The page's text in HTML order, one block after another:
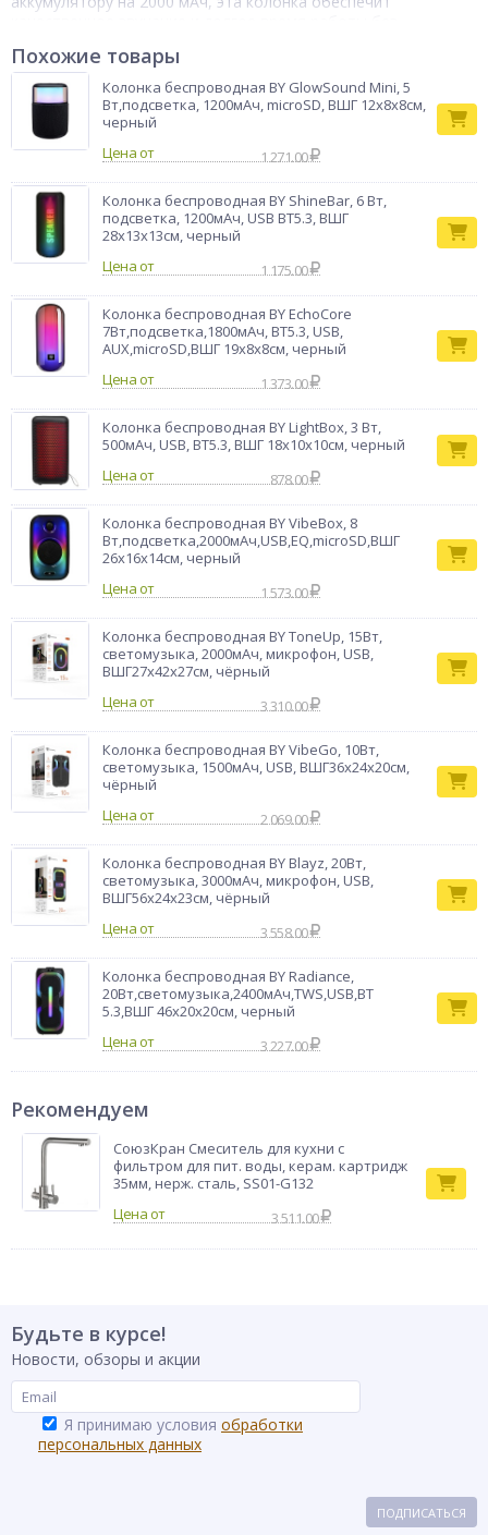
стабильное и быстрое подключение к вашим устройствам, а
также возможность подключения через AUX-кабель для
старых моделей телефонов. Тканевый корпус колонки
приятен на ощупь и легко чистится, а компактные размеры
9x24x9 см позволяют разместить её практически в любом
Бренд BY
Похожие товары
Колонка беспроводная BY GlowSound Mini, 5
Вт,подсветка, 1200мАч, microSD, ВШГ 12x8x8см,
черный
Цена от
1 271.00
Колонка беспроводная BY ShineBar, 6 Вт,
подсветка, 1200мАч, USB BT5.3, ВШГ
28x13x13см, черный
Цена от
1 175.00
Колонка беспроводная BY EchoCore
7Вт,подсветка,1800мАч, BT5.3, USB,
AUX,microSD,ВШГ 19x8x8см, черный
Цена от
1 373.00
Колонка беспроводная BY LightBox, 3 Вт,
500мАч, USB, BT5.3, ВШГ 18x10x10см, черный
Цена от
878.00
Колонка беспроводная BY VibeBox, 8
Вт,подсветка,2000мАч,USB,EQ,microSD,ВШГ
26x16x14см, черный
Цена от
1 573.00
Колонка беспроводная BY ToneUp, 15Вт,
светомузыка, 2000мАч, микрофон, USB,
ВШГ27x42x27см, чёрный
Цена от
3 310.00
Колонка беспроводная BY VibeGo, 10Вт,
светомузыка, 1500мАч, USB, ВШГ36x24x20см,
чёрный
Цена от
2 069.00
Колонка беспроводная BY Blayz, 20Вт,
светомузыка, 3000мАч, микрофон, USB,
ВШГ56x24x23см, чёрный
Цена от
3 558.00
Колонка беспроводная BY Radiance,
20Вт,светомузыка,2400мАч,TWS,USB,BT
5.3,ВШГ 46x20x20см, черный
Цена от
3 227.00
Рекомендуем
СоюзКран Смеситель для кухни с
фильтром для пит. воды, керам. картридж
35мм, нерж. сталь, SS01-G132
3 511.00
Будьте в курсе!
Новости, обзоры и акции
Я принимаю условия обработки
персональных данных
ПОДПИСАТЬСЯ